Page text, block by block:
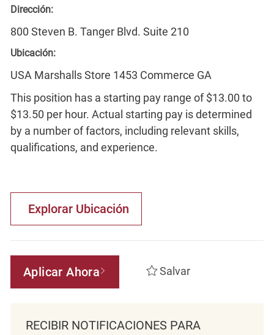
Dirección:
800 Steven B. Tanger Blvd. Suite 210
Ubicación:
USA Marshalls Store 1453 Commerce GA
This position has a starting pay range of $13.00 to
$13.50 per hour. Actual starting pay is determined
by a number of factors, including relevant skills,
qualifications, and experience.
Explorar Ubicación
Aplicar Ahora Salvar
RECIBIR NOTIFICACIONES PARA